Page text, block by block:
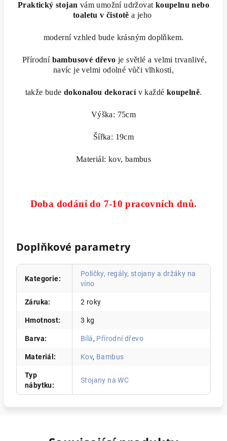
Praktický stojan vám umožní udržovat koupelnu nebo
toaletu v čistotě a jeho
moderní vzhled bude krásným doplňkem.
Přírodní bambusové dřevo je světlé a velmi trvanlivé,
navíc je velmi odolné vůči vlhkosti,
takže bude dokonalou dekoracív každé koupelně.
Výška: 75cm
Šířka: 19cm
Materiál: kov, bambus
Doba dodání do 7-10 pracovních dnů.
Doplňkové parametry
Kategorie:
Poličky, regály, stojany a držáky na
víno
Záruka: 2 roky
Hmotnost: 3 kg
Barva: Bílá, Přírodní dřevo
Materiál : Kov, Bambus
Typ
nábytku:
Stojany na WC